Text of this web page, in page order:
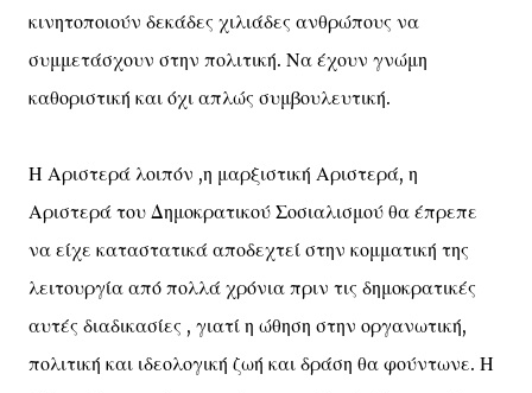
κινητοποιούν δεκάδες χιλιάδες ανθρώπους να
συμμετάσχουν στην πολιτική. Να έχουν γνώμη
καθοριστική και όχι απλώς συμβουλευτική.
Η Αριστερά λοιπόν ,η μαρξιστική Αριστερά, η
Αριστερά του Δημοκρατικού Σοσιαλισμού θα έπρεπε
να είχε καταστατικά αποδεχτεί στην κομματική της
λειτουργία από πολλά χρόνια πριν τις δημοκρατικές
αυτές διαδικασίες , γιατί η ώθηση στην οργανωτική,
πολιτική και ιδεολογική ζωή και δράση θα φούντωνε. Η